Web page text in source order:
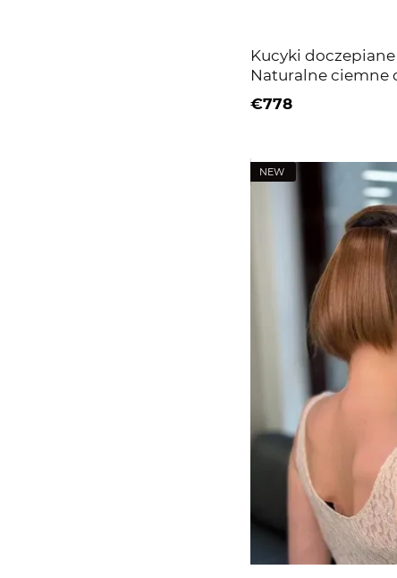
Kucyki doczepiane
Naturalne ciemne
€778
NEW